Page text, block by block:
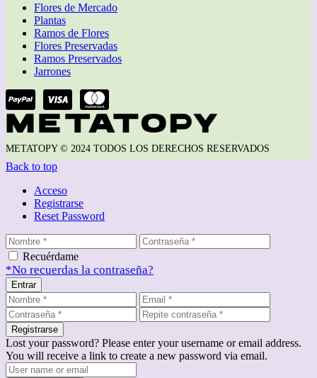
Flores de Mercado
Plantas
Ramos de Flores
Flores Preservadas
Ramos Preservados
Jarrones
METATOPY © 2024 TODOS LOS DERECHOS RESERVADOS
Back to top
Acceso
Registrarse
Reset Password
Recuérdame
*No recuerdas la contraseña?
Entrar
Registrarse
Lost your password? Please enter your username or email address.
You will receive a link to create a new password via email.